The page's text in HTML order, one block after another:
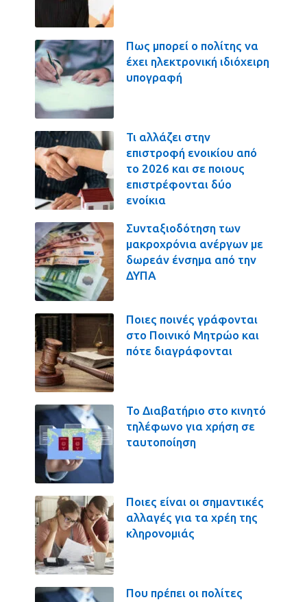
Πως μπορεί ο πολίτης να
έχει ηλεκτρονική ιδιόχειρη
υπογραφή
Τι αλλάζει στην
επιστροφή ενοικίου από
το 2026 και σε ποιους
επιστρέφονται δύο
ενοίκια
Συνταξιοδότηση των
μακροχρόνια ανέργων με
δωρεάν ένσημα από την
ΔΥΠΑ
Ποιες ποινές γράφονται
στο Ποινικό Μητρώο και
πότε διαγράφονται
Το Διαβατήριο στο κινητό
τηλέφωνο για χρήση σε
ταυτοποίηση
Ποιες είναι οι σημαντικές
αλλαγές για τα χρέη της
κληρονομιάς
Που πρέπει οι πολίτες